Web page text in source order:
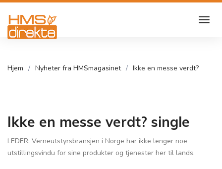
Hjem Nyheter fra HMSmagasinet Ikke en messe verdt?
Ikke en messe verdt? single
LEDER: Verneutstyrsbransjen i Norge har ikke lenger noe
utstillingsvindu for sine produkter og tjenester her til lands.